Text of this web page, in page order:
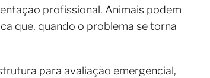
profissional. Animais podem
que, quando o problema se torna
para avaliação emergencial,